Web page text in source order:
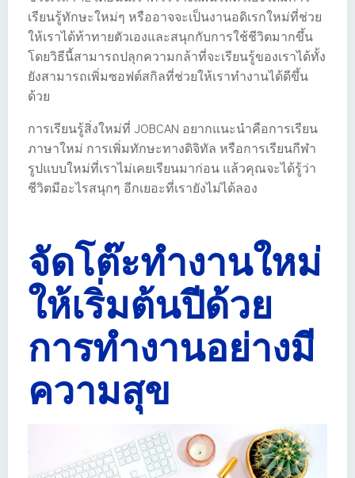
เรียนรู้ทักษะใหม่ๆ หรืออาจจะเป็นงานอดิเรกใหม่ที่ช่วย
ให้เราได้ท้าทายตัวเองและสนุกกับการใช้ชีวิตมากขึ้น
โดยวิธีนี้สามารถปลุกความกล้าที่จะเรียนรู้ของเราได้ทั้ง
ยังสามารถเพิ่มซอฟต์สกิลที่ช่วยให้เราทำงานได้ดีขึ้น
ด้วย
การเรียนรู้สิ่งใหม่ที่ JOBCAN อยากแนะนำคือการเรียน
ภาษาใหม่ การเพิ่มทักษะทางดิจิทัล หรือการเรียนกีฬา
รูปแบบใหม่ที่เราไม่เคยเรียนมาก่อน แล้วคุณจะได้รู้ว่า
ชีวิตมีอะไรสนุกๆ อีกเยอะที่เรายังไม่ได้ลอง
จัดโต๊ะทำงานใหม่
ให้เริ่มต้นปีด้วย
การทำงานอย่างมี
ความสุข